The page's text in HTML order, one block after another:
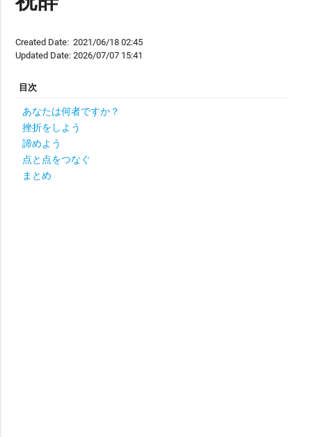
Created Date: 2021/06/18 02:45
Updated Date: 2026/07/07 15:41
あなたは何者ですか？
挫折をしよう
諦めよう
点と点をつなぐ
まとめ